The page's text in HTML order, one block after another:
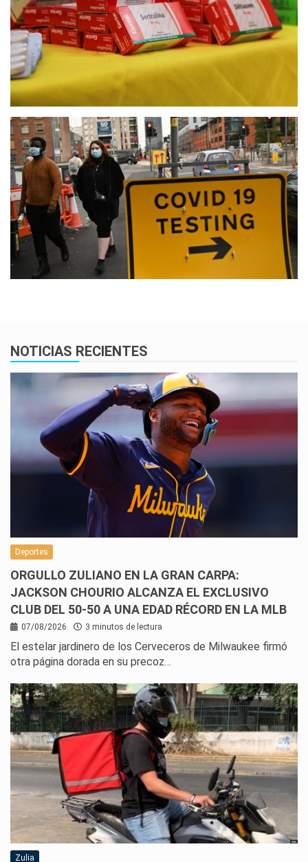
NOTICIAS RECIENTES
Deportes
ORGULLO ZULIANO EN LA GRAN CARPA:
JACKSON CHOURIO ALCANZA EL EXCLUSIVO
CLUB DEL 50-50 A UNA EDAD RÉCORD EN LA MLB
07/08/2026 3 minutos de lectura
El estelar jardinero de los Cerveceros de Milwaukee firmó
otra página dorada en su precoz…
Zulia